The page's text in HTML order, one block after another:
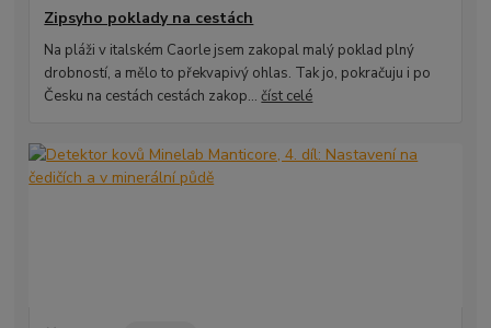
Zipsyho poklady na cestách
Na pláži v italském Caorle jsem zakopal malý poklad plný
drobností, a mělo to překvapivý ohlas. Tak jo, pokračuju i po
Česku na cestách cestách zakop...číst celé